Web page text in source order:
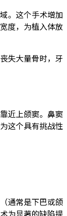
。这个手术增加
度，为植入体放
失大量骨时，牙
近上颌窦。鼻窦
这个具有挑战性
通常是下巴或颌
为显著的缺陷提